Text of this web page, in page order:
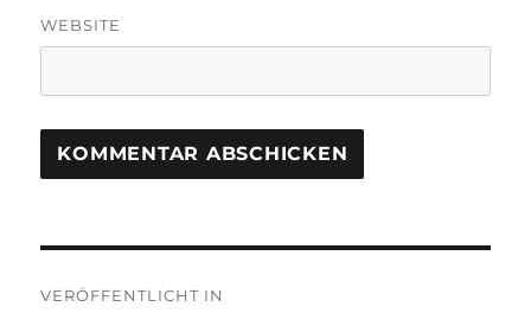
WEBSITE
VERÖFFENTLICHT IN